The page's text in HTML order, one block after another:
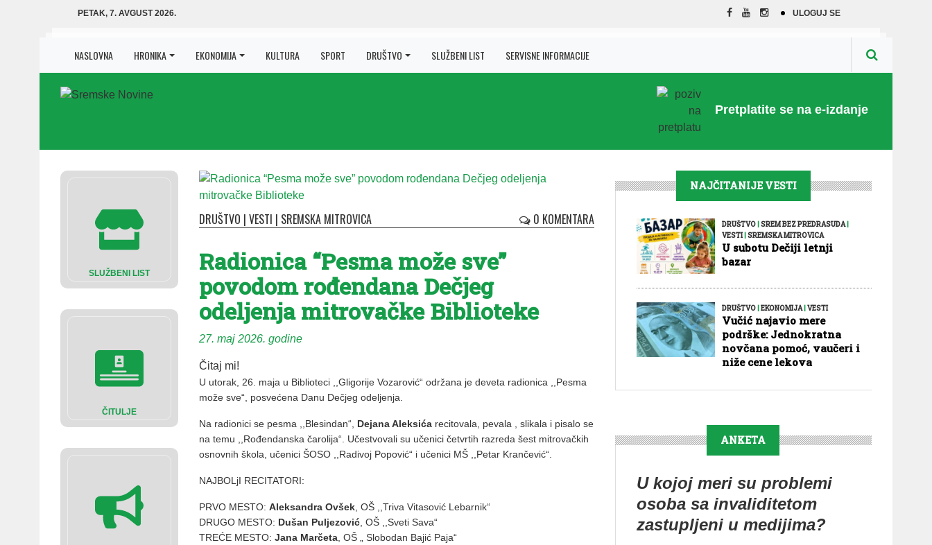
PETAK, 7. AVGUST 2026. ULOGUJ SE
NASLOVNA HRONIKA EKONOMIJA KULTURA SPORT DRUŠTVO SLUŽBENI LIST SERVISNE INFORMACIJE
Pretplatite se na e-izdanje
SLUŽBENI LIST
ČITULJE
DRUŠTVO | VESTI | SREMSKA MITROVICA 0 KOMENTARA
Radionica “Pesma može sve”
povodom rođendana Dečjeg
odeljenja mitrovačke Biblioteke
27. maj 2026. godine
Čitaj mi!
U utorak, 26. maja u Biblioteci ,,Gligorije Vozarović“ održana je deveta radionica ,,Pesma
može sve“, posvećena Danu Dečjeg odeljenja.
Na radionici se pesma ,,Blesindan“, Dejana Aleksića recitovala, pevala , slikala i pisalo se
na temu ,,Rođendanska čarolija“. Učestvovali su učenici četvrtih razreda šest mitrovačkih
osnovnih škola, učenici ŠOSO ,,Radivoj Popović“ i učenici MŠ ,,Petar Krančević“.
NAJBOLjI RECITATORI:
PRVO MESTO: Aleksandra Ovšek , OŠ ,,Triva Vitasović Lebarnik“
DRUGO MESTO: Dušan Puljezović , OŠ ,,Sveti Sava“
TREĆE MESTO: Jana Marčeta , OŠ „ Slobodan Bajić Paja“
NAJČITANIJE VESTI
DRUŠTVO|SREM BEZ PREDRASUDA|
VESTI|SREMSKA MITROVICA
U subotu Dečiji letnji
bazar
DRUŠTVO|EKONOMIJA|VESTI
Vučić najavio mere
podrške: Jednokratna
novčana pomoć, vaučeri i
niže cene lekova
ANKETA
U kojoj meri su problemi
osoba sa invaliditetom
zastupljeni u medijima?